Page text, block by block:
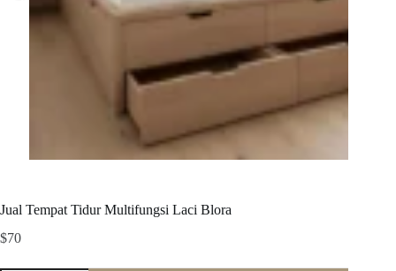
Jual Tempat Tidur Multifungsi Laci Blora
$70